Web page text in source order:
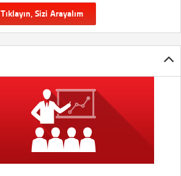
Tıklayın, Sizi Arayalım